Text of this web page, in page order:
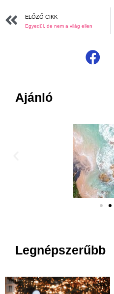
ELŐZŐ CIKK
Egyedül, de nem a világ ellen
Ajánló
Legnépszerűbb